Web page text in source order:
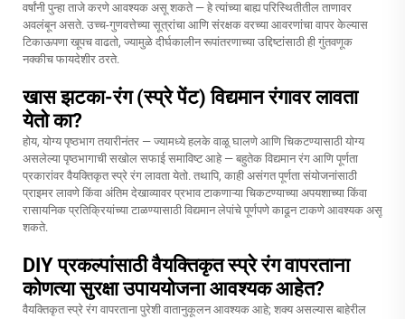
वर्षांनी पुन्हा ताजे करणे आवश्यक असू शकते — हे त्यांच्या बाह्य परिस्थितीतील ताणावर
अवलंबून असते. उच्च-गुणवत्तेच्या सूत्रांचा आणि संरक्षक वरच्या आवरणांचा वापर केल्यास
टिकाऊपणा खूपच वाढतो, ज्यामुळे दीर्घकालीन रूपांतरणाच्या उद्दिष्टांसाठी ही गुंतवणूक
नक्कीच फायदेशीर ठरते.
खास झटका-रंग (स्प्रे पेंट) विद्यमान रंगावर लावता
येतो का?
होय, योग्य पृष्ठभाग तयारीनंतर — ज्यामध्ये हलके वाळू घालणे आणि चिकटण्यासाठी योग्य
असलेल्या पृष्ठभागाची सखोल सफाई समाविष्ट आहे — बहुतेक विद्यमान रंग आणि पूर्णता
प्रकारांवर वैयक्तिकृत स्प्रे रंग लावता येतो. तथापि, काही असंगत पूर्णता संयोजनांसाठी
प्राइमर लावणे किंवा अंतिम देखाव्यावर प्रभाव टाकणाऱ्या चिकटण्याच्या अपयशाच्या किंवा
रासायनिक प्रतिक्रियांच्या टाळण्यासाठी विद्यमान लेपांचे पूर्णपणे काढून टाकणे आवश्यक असू
शकते.
DIY प्रकल्पांसाठी वैयक्तिकृत स्प्रे रंग वापरताना
कोणत्या सुरक्षा उपाययोजना आवश्यक आहेत?
वैयक्तिकृत स्प्रे रंग वापरताना पुरेशी वातानुकूलन आवश्यक आहे; शक्य असल्यास बाहेरील